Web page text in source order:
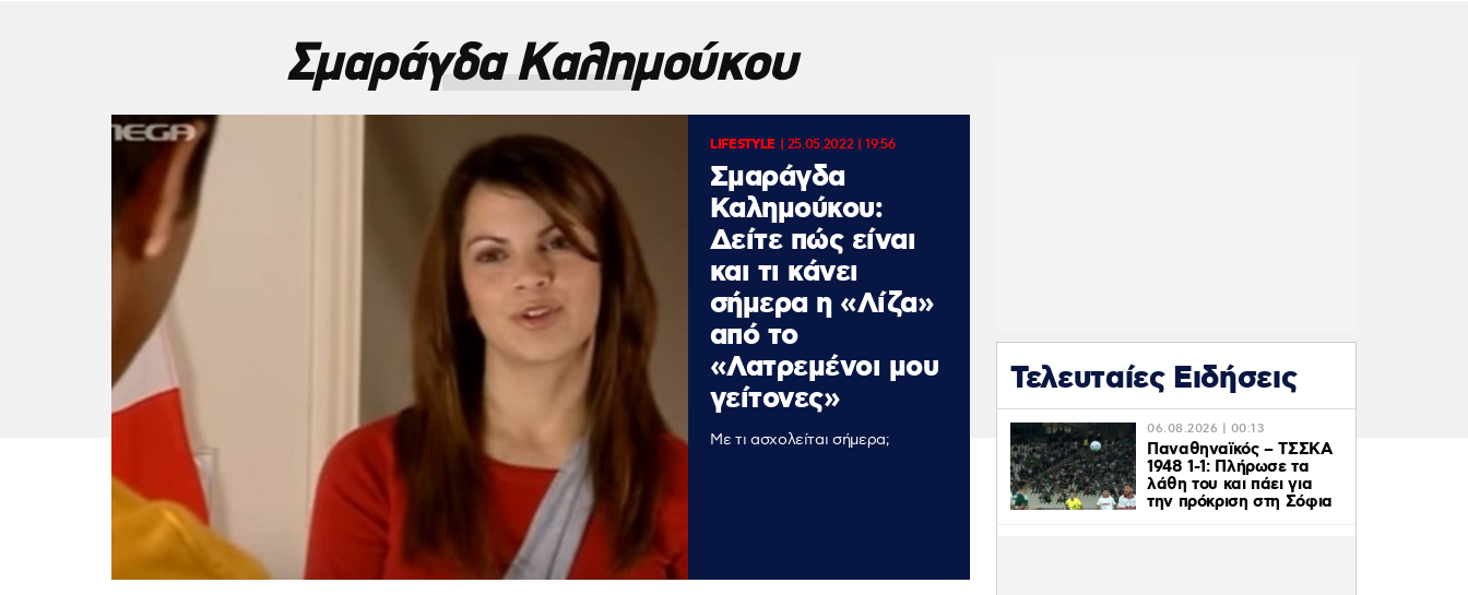
Σμαράγδα Καλημούκου
LIFESTYLE| 25.05.2022 | 19:56
Σμαράγδα
Καλημούκου:
Δείτε πώς είναι
και τι κάνει
σήμερα η «Λίζα»
από το
«Λατρεμένοι μου
γείτονες»
Με τι ασχολείται σήμερα;
Τελευταίες Ειδήσεις
06.08.2026 | 00:13
Παναθηναϊκός – ΤΣΣΚΑ
1948 1-1: Πλήρωσε τα
λάθη του και πάει για
την πρόκριση στη Σόφια